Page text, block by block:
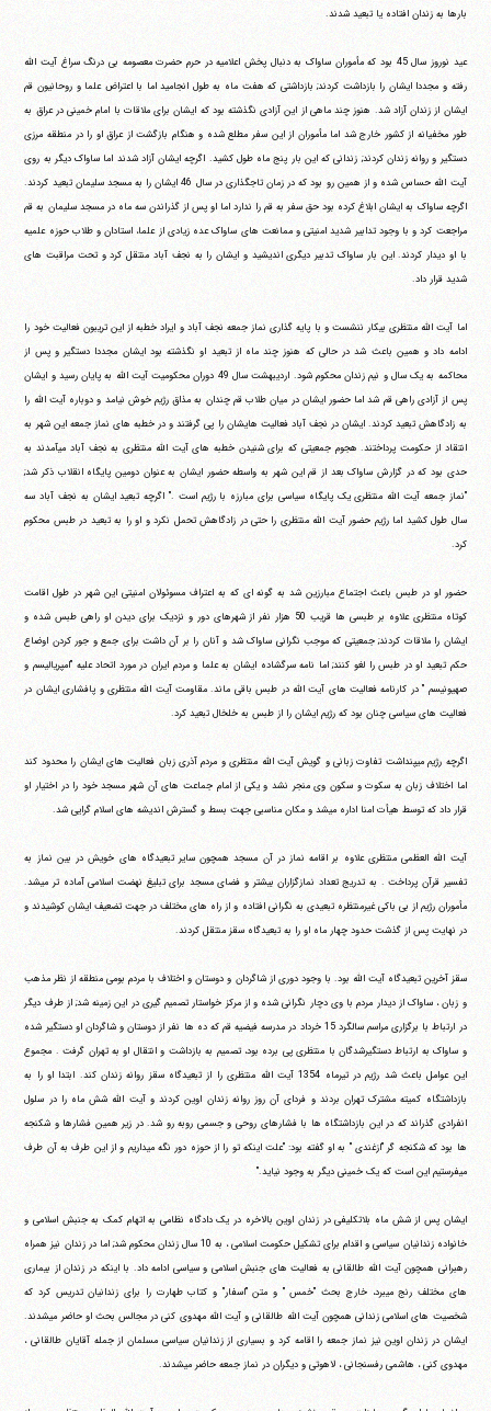
بارها به زندان افتاده یا تبعید شدند.
عید نوروز سال 45 بود که مأموران ساواک به دنبال پخش اعلامیه در حرم حضرت معصومه بی درنگ سراغ آیت الله
رفته و مجددا ایشان را بازداشت کردند; بازداشتی که هفت ماه به طول انجامید اما با اعتراض علما و روحانیون قم
ایشان از زندان آزاد شد. هنوز چند ماهی از این آزادی نگذشته بود که ایشان برای ملاقات با امام خمینی در عراق به
طور مخفیانه از کشور خارج شد اما مأموران از این سفر مطلع شده و هنگام بازگشت از عراق او را در منطقه مرزی
دستگیر و روانه زندان کردند; زندانی که این بار پنج ماه طول کشید. اگرچه ایشان آزاد شدند اما ساواک دیگر به روی
آیت الله حساس شده و از همین رو بود که در زمان تاجگذاری در سال 46 ایشان را به مسجد سلیمان تبعید کردند.
اگرچه ساواک به ایشان ابلاغ کرده بود حق سفر به قم را ندارد اما او پس از گذراندن سه ماه در مسجد سلیمان به قم
مراجعت کرد و با وجود تدابیر شدید امنیتی و ممانعت های ساواک عده زیادی از علما، استادان و طلاب حوزه علمیه
با او دیدار کردند. این بار ساواک تدبیر دیگری اندیشید و ایشان را به نجف آباد منتقل کرد و تحت مراقبت های
شدید قرار داد.
اما آیت الله منتظری بیکار ننشست و با پایه گذاری نماز جمعه نجف آباد و ایراد خطبه از این تریبون فعالیت خود را
ادامه داد و همین باعث شد در حالی که هنوز چند ماه از تبعید او نگذشته بود ایشان مجددا دستگیر و پس از
محاکمه به یک سال و نیم زندان محکوم شود. اردیبهشت سال 49 دوران محکومیت آیت الله به پایان رسید و ایشان
پس از آزادی راهی قم شد اما حضور ایشان در میان طلاب قم چندان به مذاق رژیم خوش نیامد و دوباره آیت الله را
به زادگاهش تبعید کردند. ایشان در نجف آباد فعالیت هایشان را پی گرفتند و در خطبه های نماز جمعه این شهر به
انتقاد از حکومت پرداختند. هجوم جمعیتی که برای شنیدن خطبه های آیت الله منتظری به نجف آباد می‎آمدند به
حدی بود که در گزارش ساواک بعد از قم این شهر به واسطه حضور ایشان به عنوان دومین پایگاه انقلاب ذکر شد;
"نماز جمعه آیت الله منتظری یک پایگاه سیاسی برای مبارزه با رژیم است ." اگرچه تبعید ایشان به نجف آباد سه
سال طول کشید اما رژیم حضور آیت الله منتظری را حتی در زادگاهش تحمل نکرد و او را به تبعید در طبس محکوم
کرد.
حضور او در طبس باعث اجتماع مبارزین شد به گونه ای که به اعتراف مسوئولان امنیتی این شهر در طول اقامت
کوتاه منتظری علاوه بر طبسی ها قریب 50 هزار نفر از شهرهای دور و نزدیک برای دیدن او راهی طبس شده و
ایشان را ملاقات کردند; جمعیتی که موجب نگرانی ساواک شد و آنان را بر آن داشت برای جمع و جور کردن اوضاع
حکم تبعید او در طبس را لغو کنند; اما نامه سرگشاده ایشان به علما و مردم ایران در مورد اتحاد علیه "امپریالیسم و
صهیونیسم " در کارنامه فعالیت های آیت الله در طبس باقی ماند. مقاومت آیت الله منتظری و پافشاری ایشان در
فعالیت های سیاسی چنان بود که رژیم ایشان را از طبس به خلخال تبعید کرد.
اگرچه رژیم می‎پنداشت تفاوت زبانی و گویش آیت الله منتظری و مردم آذری زبان فعالیت های ایشان را محدود کند
اما اختلاف زبان به سکوت و سکون وی منجر نشد و یکی از امام جماعت های آن شهر مسجد خود را در اختیار او
قرار داد که توسط هیأت امنا اداره می‎شد و مکان مناسبی جهت بسط و گسترش اندیشه های اسلام گرایی شد.
آیت الله العظمی منتظری علاوه بر اقامه نماز در آن مسجد همچون سایر تبعیدگاه های خویش در بین نماز به
تفسیر قرآن پرداخت . به تدریج تعداد نمازگزاران بیشتر و فضای مسجد برای تبلیغ نهضت اسلامی آماده تر می‎شد.
مأموران رژیم از بی باکی غیرمنتظره تبعیدی به نگرانی افتاده و از راه های مختلف در جهت تضعیف ایشان کوشیدند و
در نهایت پس از گذشت حدود چهار ماه او را به تبعیدگاه سقز منتقل کردند.
سقز آخرین تبعیدگاه آیت الله بود. با وجود دوری از شاگردان و دوستان و اختلاف با مردم بومی منطقه از نظر مذهب
و زبان ، ساواک از دیدار مردم با وی دچار نگرانی شده و از مرکز خواستار تصمیم گیری در این زمینه شد; از طرف دیگر
در ارتباط با برگزاری مراسم سالگرد 15 خرداد در مدرسه فیضیه قم که ده ها نفر از دوستان و شاگردان او دستگیر شده
و ساواک به ارتباط دستگیرشدگان با منتظری پی برده بود، تصمیم به بازداشت و انتقال او به تهران گرفت . مجموع
این عوامل باعث شد رژیم در تیرماه 1354 آیت الله منتظری را از تبعیدگاه سقز روانه زندان کند. ابتدا او را به
بازداشتگاه کمیته مشترک تهران بردند و فردای آن روز روانه زندان اوین کردند و آیت الله شش ماه را در سلول
انفرادی گذراند که در این بازداشتگاه ها با فشارهای روحی و جسمی روبه رو شد. در زیر همین فشارها و شکنجه
ها بود که شکنجه گر "ازغندی " به او گفته بود: "علت اینکه تو را از حوزه دور نگه می‎داریم و از این طرف به آن طرف
می‎فرستیم این است که یک خمینی دیگر به وجود نیاید."
ایشان پس از شش ماه بلاتکلیفی در زندان اوین بالاخره در یک دادگاه نظامی به اتهام کمک به جنبش اسلامی و
خانواده زندانیان سیاسی و اقدام برای تشکیل حکومت اسلامی ، به 10 سال زندان محکوم شد; اما در زندان نیز همراه
رهبرانی همچون آیت الله طالقانی به فعالیت های جنبش اسلامی و سیاسی ادامه داد. با اینکه در زندان از بیماری
های مختلف رنج می‎برد، خارج بحث "خمس " و متن "اسفار" و کتاب طهارت را برای زندانیان تدریس کرد که
شخصیت های اسلامی زندانی همچون آیت الله طالقانی و آیت الله مهدوی کنی در مجالس بحث او حاضر می‎شدند.
ایشان در زندان اوین نیز نماز جمعه را اقامه کرد و بسیاری از زندانیان سیاسی مسلمان از جمله آقایان طالقانی ،
مهدوی کنی ، هاشمی رفسنجانی ، لاهوتی و دیگران در نماز جمعه حاضر می‎شدند.